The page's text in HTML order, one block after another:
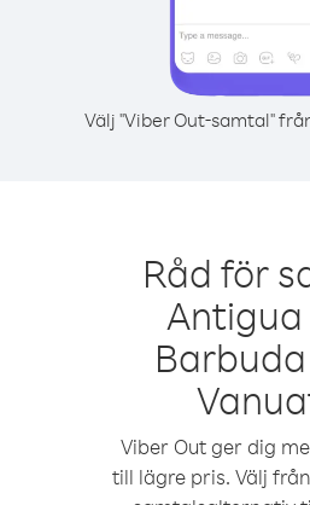
Välj "Viber Out-samtal"
Råd för
Antigua
Viber Out ger dig
till lägre pris. Välj